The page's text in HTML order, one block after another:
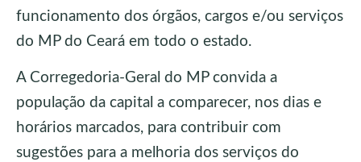
funcionamento dos órgãos, cargos e/ou serviços
do MP do Ceará em todo o estado.
A Corregedoria-Geral do MP convida a
população da capital a comparecer, nos dias e
horários marcados, para contribuir com
sugestões para a melhoria dos serviços do